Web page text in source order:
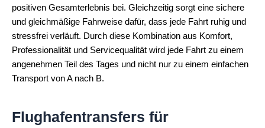
positiven Gesamterlebnis bei. Gleichzeitig sorgt eine sichere
und gleichmäßige Fahrweise dafür, dass jede Fahrt ruhig und
stressfrei verläuft. Durch diese Kombination aus Komfort,
Professionalität und Servicequalität wird jede Fahrt zu einem
angenehmen Teil des Tages und nicht nur zu einem einfachen
Transport von A nach B.
Flughafentransfers für